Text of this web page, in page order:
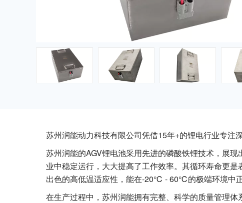
苏州润能动力科技有限公司凭借15年+的锂电行业专注
苏州润能的AGV锂电池采用先进的磷酸铁锂技术，展
业中稳定运行，大大提高了工作效率。其循环寿命更
出色的高低温适应性，能在-20℃ - 60℃的极端环境中
在生产过程中，苏州润能拥有完整、科学的质量管理